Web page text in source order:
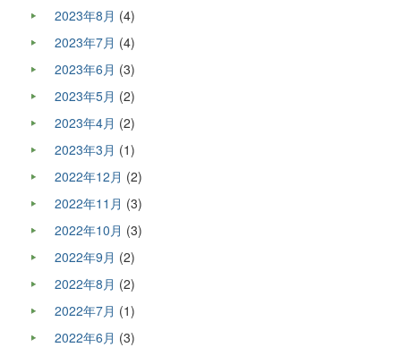
2023年8月 (4)
2023年7月 (4)
2023年6月 (3)
2023年5月 (2)
2023年4月 (2)
2023年3月 (1)
2022年12月 (2)
2022年11月 (3)
2022年10月 (3)
2022年9月 (2)
2022年8月 (2)
2022年7月 (1)
2022年6月 (3)